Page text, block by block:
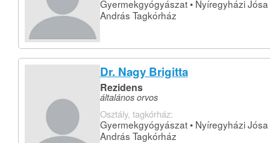
Gyermekgyógyászat • Nyíregyházi Jósa
András Tagkórház
Dr. Nagy Brigitta
Rezidens
általános orvos
Osztály, tagkórház:
Gyermekgyógyászat • Nyíregyházi Jósa
András Tagkórház